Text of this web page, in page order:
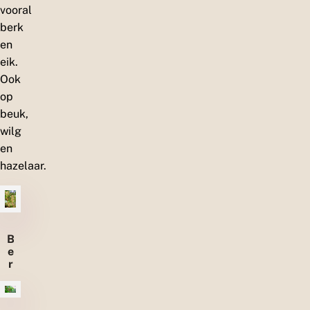
vooral
berk
en
eik.
Ook
op
beuk,
wilg
en
hazelaar.
B
e
r